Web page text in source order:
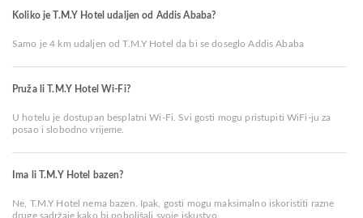
Koliko je T.M.Y Hotel udaljen od Addis Ababa?
Samo je 4 km udaljen od T.M.Y Hotel da bi se doseglo Addis Ababa
Pruža li T.M.Y Hotel Wi-Fi?
U hotelu je dostupan besplatni Wi-Fi. Svi gosti mogu pristupiti WiFi-ju za
posao i slobodno vrijeme.
Ima li T.M.Y Hotel bazen?
Ne, T.M.Y Hotel nema bazen. Ipak, gosti mogu maksimalno iskoristiti razne
druge sadržaje kako bi poboljšali svoje iskustvo.